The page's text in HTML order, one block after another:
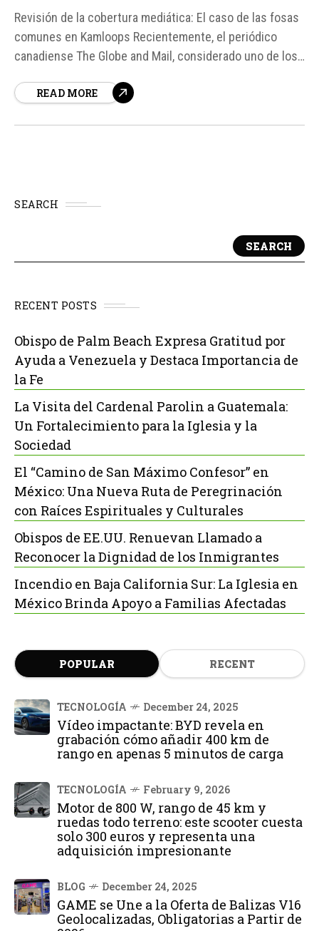
Revisión de la cobertura mediática: El caso de las fosas
comunes en Kamloops Recientemente, el periódico
canadiense The Globe and Mail, considerado uno de los
periodismo" en su cobertura de las "fosas comunes" en
READ MORE
SEARCH
SEARCH
RECENT POSTS
Obispo de Palm Beach Expresa Gratitud por
Ayuda a Venezuela y Destaca Importancia de
la Fe
La Visita del Cardenal Parolin a Guatemala:
Un Fortalecimiento para la Iglesia y la
Sociedad
El “Camino de San Máximo Confesor” en
México: Una Nueva Ruta de Peregrinación
con Raíces Espirituales y Culturales
Obispos de EE.UU. Renuevan Llamado a
Reconocer la Dignidad de los Inmigrantes
Incendio en Baja California Sur: La Iglesia en
México Brinda Apoyo a Familias Afectadas
POPULAR RECENT
TECNOLOGÍA December 24, 2025
Vídeo impactante: BYD revela en
grabación cómo añadir 400 km de
rango en apenas 5 minutos de carga
TECNOLOGÍA February 9, 2026
Motor de 800 W, rango de 45 km y
ruedas todo terreno: este scooter cuesta
solo 300 euros y representa una
adquisición impresionante
BLOG December 24, 2025
GAME se Une a la Oferta de Balizas V16
Geolocalizadas, Obligatorias a Partir de